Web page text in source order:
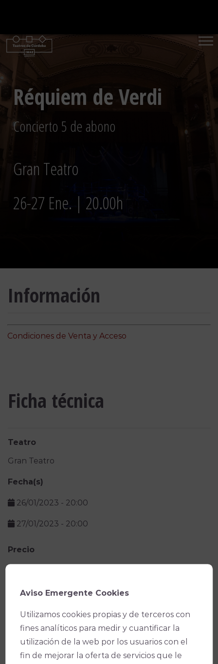
contenido
Réquiem de Verdi
Concierto 5 de abono
Gran Teatro
26-27 Ene. | 20.00h
Información
Condiciones de Venta y Acceso
Ficha técnica
Teatro
Gran Teatro
Fecha(s)
26/01/2023 - 20:00
27/01/2023 - 20:00
Precio
Facebook
X WhatsApp
Email
Copy
Aviso Emergente Cookies
Utilizamos cookies propias y de terceros con
fines analíticos para medir y cuantificar la
utilización de la web por los usuarios con el
fin de mejorar la oferta de servicios que le